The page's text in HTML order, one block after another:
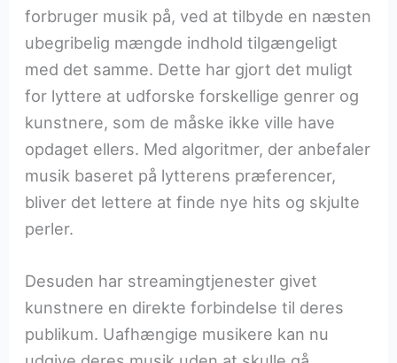
forbruger musik på, ved at tilbyde en næsten
ubegribelig mængde indhold tilgængeligt
med det samme. Dette har gjort det muligt
for lyttere at udforske forskellige genrer og
kunstnere, som de måske ikke ville have
opdaget ellers. Med algoritmer, der anbefaler
musik baseret på lytterens præferencer,
bliver det lettere at finde nye hits og skjulte
perler.
Desuden har streamingtjenester givet
kunstnere en direkte forbindelse til deres
publikum. Uafhængige musikere kan nu